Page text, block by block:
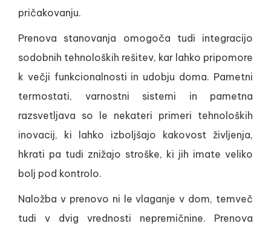
pričakovanju.
Prenova stanovanja omogoča tudi integracijo
sodobnih tehnoloških rešitev, kar lahko pripomore
k večji funkcionalnosti in udobju doma. Pametni
termostati, varnostni sistemi in pametna
razsvetljava so le nekateri primeri tehnoloških
inovacij, ki lahko izboljšajo kakovost življenja,
hkrati pa tudi znižajo stroške, ki jih imate veliko
bolj pod kontrolo.
Naložba v prenovo ni le vlaganje v dom, temveč
tudi v dvig vrednosti nepremičnine. Prenova